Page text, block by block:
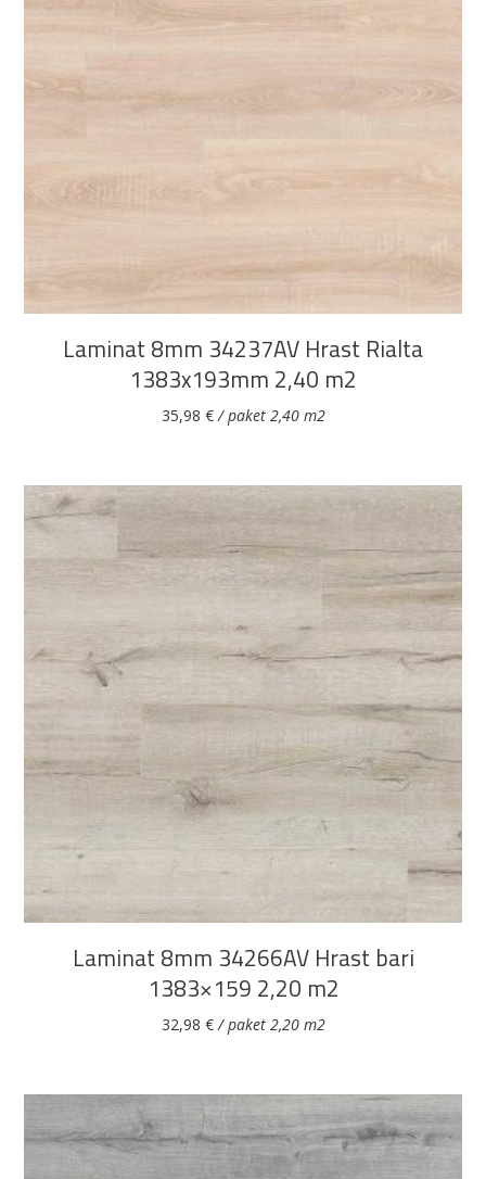
DODAJ U KOŠARICU
Laminat 8mm 34237AV Hrast Rialta
1383x193mm 2,40 m2
35,98 €/ paket 2,40 m2
DODAJ U KOŠARICU
Laminat 8mm 34266AV Hrast bari
1383×159 2,20 m2
32,98 €/ paket 2,20 m2